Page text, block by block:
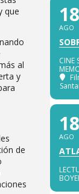
que
al
y
de
18
AGO
CINE
18
AGO